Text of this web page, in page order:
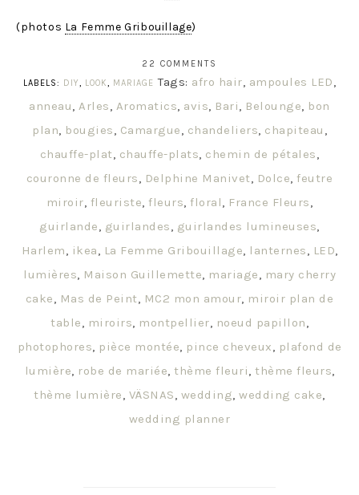
(photos La Femme Gribouillage)
22 COMMENTS
LABELS: DIY, LOOK, MARIAGE Tags: afro hair, ampoules LED,
anneau,Arles, Aromatics, avis, Bari, Belounge, bon
plan, bougies, Camargue, chandeliers, chapiteau ,
chauffe-plat, chauffe-plats, chemin de pétales,
couronne de fleurs, Delphine Manivet, Dolce,feutre
miroir, fleuriste,fleurs,floral, France Fleurs,
guirlande, guirlandes, guirlandes lumineuses,
Harlem, ikea, La Femme Gribouillage, lanternes, LED,
lumières, Maison Guillemette, mariage, mary cherry
cake, Mas de Peint, MC2 mon amour, miroir plan de
table, miroirs, montpellier, noeud papillon,
photophores, pièce montée, pince cheveux, plafond de
lumière, robe de mariée, thème fleuri, thème fleurs,
thème lumière, VÄSNAS, wedding,wedding cake,
wedding planner